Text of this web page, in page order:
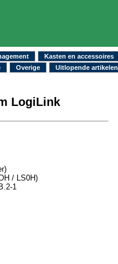
Kasten en accessoires
Overige Uitlopende artikelen
LogiLink
/ LS0H)
1